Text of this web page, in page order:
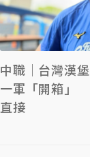
中職｜台灣漢
一軍「開箱」
直接